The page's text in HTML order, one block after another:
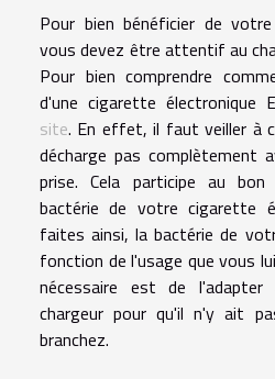
Pour bien bénéficier de
vous devez être attentif au
Pour bien comprendre
d'une cigarette électronique
site. En effet, il faut veiller à
décharge pas complètement
prise. Cela participe au
bactérie de votre cigarette
faites ainsi, la bactérie de
fonction de l'usage que vous
nécessaire est de
chargeur pour qu'il n'y ait
branchez.